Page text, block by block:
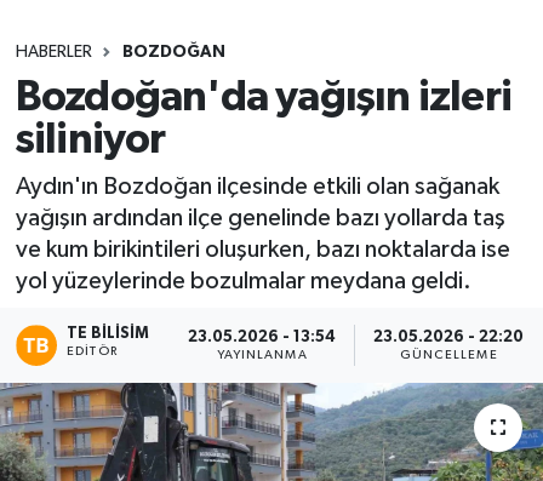
HABERLER BOZDOĞAN
Bozdoğan'da yağışın izleri
siliniyor
Aydın'ın Bozdoğan ilçesinde etkili olan sağanak
yağışın ardından ilçe genelinde bazı yollarda taş
ve kum birikintileri oluşurken, bazı noktalarda ise
yol yüzeylerinde bozulmalar meydana geldi.
TE BILISIM
EDITÖR
23.05.2026 - 13:54
YAYINLANMA
23.05.2026 - 22:20
GÜNCELLEME
Tüm Manşetler
Son Dakika Haberleri
Haber Arşivi